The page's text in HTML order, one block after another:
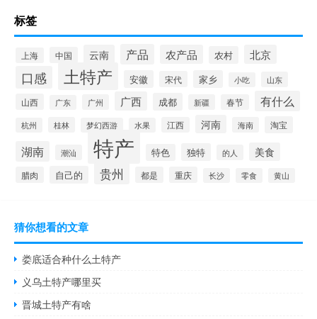
标签
上海 中国 云南 产品 农产品 农村 北京
口感 土特产 安徽 宋代 家乡 小吃 山东
山西 广东 广州 广西 成都 新疆 春节 有什么
杭州 桂林 梦幻西游 水果 江西 河南 海南 淘宝
湖南 潮汕 特产 特色 独特 的人 美食
腊肉 自己的 贵州 都是 重庆 长沙 零食 黄山
猜你想看的文章
娄底适合种什么土特产
义乌土特产哪里买
晋城土特产有啥